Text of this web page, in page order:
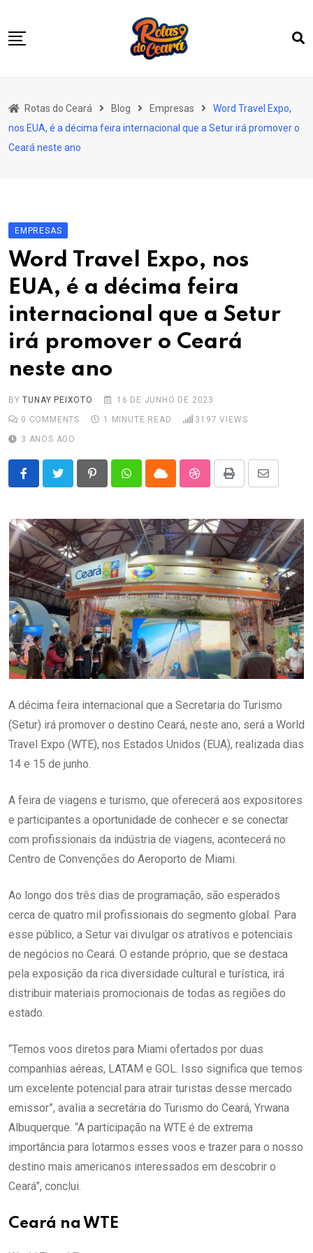
to
content
Quem Somos
Nossas Rotas
Rotas do Ceará Blog Empresas
Word Travel Expo,
nos EUA, é a décima feira internacional que a Setur irá promover o
Ceará neste ano
EMPRESAS
Word Travel Expo, nos
EUA, é a décima feira
internacional que a Setur
irá promover o Ceará
neste ano
BYTUNAY PEIXOTO
16 DE JUNHO DE 2023
0 COMMENTS 1 MINUTE READ 3197 VIEWS
3 ANOS AGO
PinterestWhatsappCloud StumbleUpon
Print
Share
Email
A décima feira internacional que a Secretaria do Turismo
(Setur) irá promover o destino Ceará, neste ano, será a World
Travel Expo (WTE), nos Estados Unidos (EUA), realizada dias
14 e 15 de junho.
A feira de viagens e turismo, que oferecerá aos expositores
e participantes a oportunidade de conhecer e se conectar
com profissionais da indústria de viagens, acontecerá no
Centro de Convenções do Aeroporto de Miami.
Ao longo dos três dias de programação, são esperados
cerca de quatro mil profissionais do segmento global. Para
esse público, a Setur vai divulgar os atrativos e potenciais
de negócios no Ceará. O estande próprio, que se destaca
pela exposição da rica diversidade cultural e turística, irá
distribuir materiais promocionais de todas as regiões do
estado.
“Temos voos diretos para Miami ofertados por duas
companhias aéreas, LATAM e GOL. Isso significa que temos
um excelente potencial para atrair turistas desse mercado
emissor”, avalia a secretária do Turismo do Ceará, Yrwana
Albuquerque. “A participação na WTE é de extrema
importância para lotarmos esses voos e trazer para o nosso
destino mais americanos interessados em descobrir o
Ceará”, conclui.
Ceará na WTE